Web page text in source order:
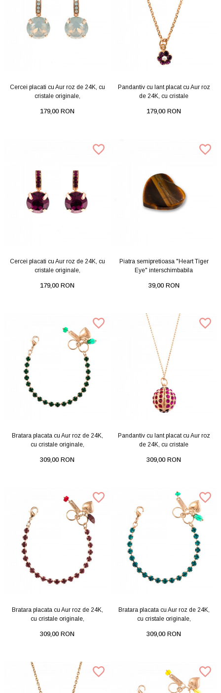
Cercei placati cu Aur roz de 24K, cu
cristale originale,
179,00 RON
Pandantiv cu lant placat cu Aur roz
de 24K, cu cristale
179,00 RON
Cercei placati cu Aur roz de 24K, cu
cristale originale,
179,00 RON
Piatra semipretioasa "Heart Tiger
Eye" interschimbabila
39,00 RON
Bratara placata cu Aur roz de 24K,
cu cristale originale,
309,00 RON
Pandantiv cu lant placat cu Aur roz
de 24K, cu cristale
309,00 RON
Bratara placata cu Aur roz de 24K,
cu cristale originale,
309,00 RON
Bratara placata cu Aur roz de 24K,
cu cristale originale,
309,00 RON